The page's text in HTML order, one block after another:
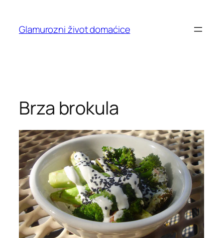
content
Glamurozni život domaćice
Brza brokula